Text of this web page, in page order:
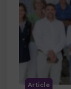
Article